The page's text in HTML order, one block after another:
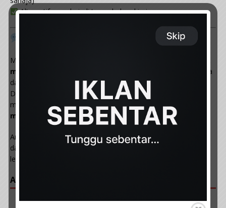
Alternatif semula jadi tanpa bahan kimia
Minyak bawang putih ialah
murah, dan semula jadi
untuk melegakan masalah selsema
dan hidung tersumbat.
Dengan sifat antimikrobnya, bawang putih
membantu
membersihkan saluran pernafasan dan
melawan jangkitan ringan.
Amalkan sapuan minyak ini setiap malam sebelum tidur
dan rasai sendiri perbezaannya — tidur lebih lena, pernafasan
lebih lega, dan tubuh lebih segar keesokan harinya.
ARTIKAL POPULAR :